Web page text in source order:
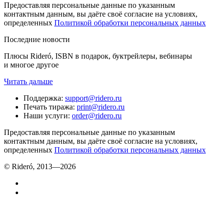
Предоставляя персональные данные по указанным
контактным данным, вы даёте своё согласие на условиях,
определенных Политикой обработки персональных данных
Последние новости
Плюсы Rideró, ISBN в подарок, буктрейлеры, вебинары
и многое другое
Читать дальше
Поддержка: support@ridero.ru
Печать тиража: print@ridero.ru
Наши услуги: order@ridero.ru
Предоставляя персональные данные по указанным
контактным данным, вы даёте своё согласие на условиях,
определенных Политикой обработки персональных данных
© Rideró, 2013—2026